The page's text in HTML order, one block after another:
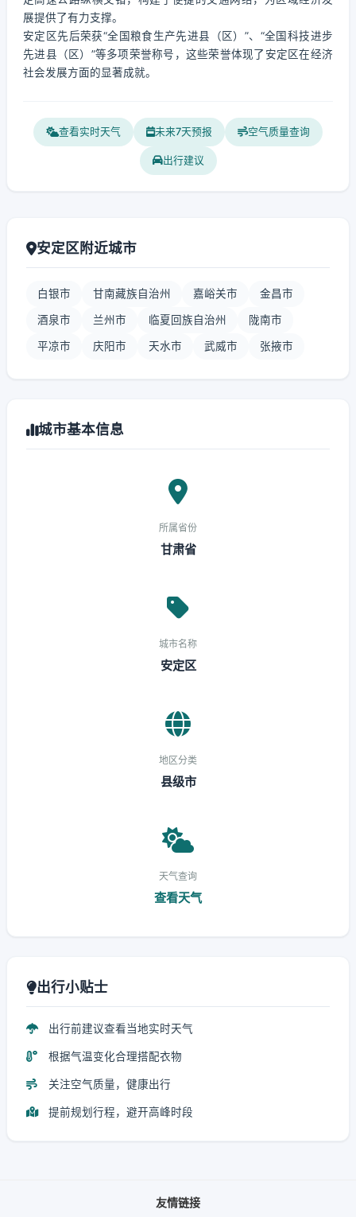
展提供了有力支撑。
安定区先后荣获“全国粮食生产先进县（区）”、“全国科技进步
先进县（区）”等多项荣誉称号，这些荣誉体现了安定区在经济
社会发展方面的显著成就。
查看实时天气 未来7天预报 空气质量查询
出行建议
安定区附近城市
白银市 甘南藏族自治州 嘉峪关市 金昌市
酒泉市 兰州市 临夏回族自治州 陇南市
平凉市 庆阳市 天水市 武威市 张掖市
城市基本信息
所属省份
甘肃省
城市名称
安定区
地区分类
县级市
天气查询
查看天气
出行小贴士
出行前建议查看当地实时天气
根据气温变化合理搭配衣物
关注空气质量，健康出行
提前规划行程，避开高峰时段
友情链接